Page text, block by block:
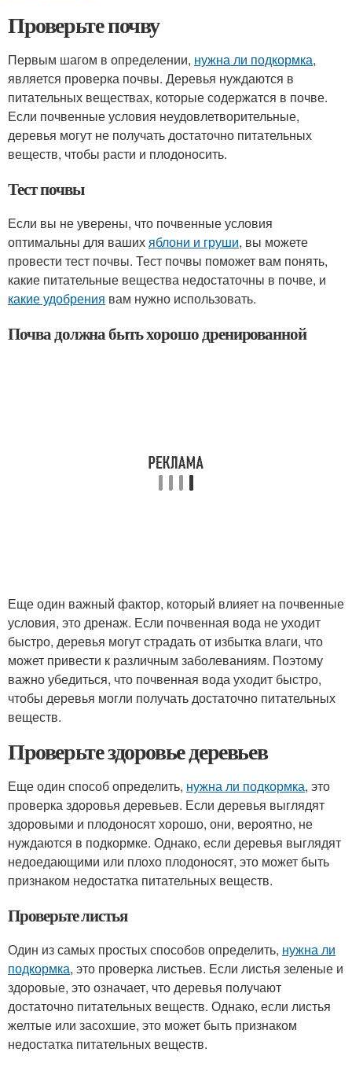
Проверьте почву
Первым шагом в определении, нужна ли подкормка,
является проверка почвы. Деревья нуждаются в
питательных веществах, которые содержатся в почве.
Если почвенные условия неудовлетворительные,
деревья могут не получать достаточно питательных
веществ, чтобы расти и плодоносить.
Тест почвы
Если вы не уверены, что почвенные условия
оптимальны для вашихяблони и груши, вы можете
провести тест почвы. Тест почвы поможет вам понять,
какие питательные вещества недостаточны в почве, и
какие удобрения вам нужно использовать.
Почва должна быть хорошо дренированной
Еще один важный фактор, который влияет на почвенные
условия, это дренаж. Если почвенная вода не уходит
быстро, деревья могут страдать от избытка влаги, что
может привести к различным заболеваниям. Поэтому
важно убедиться, что почвенная вода уходит быстро,
чтобы деревья могли получать достаточно питательных
веществ.
Проверьте здоровье деревьев
Еще один способ определить, нужна ли подкормка, это
проверка здоровья деревьев. Если деревья выглядят
здоровыми и плодоносят хорошо, они, вероятно, не
нуждаются в подкормке. Однако, если деревья выглядят
недоедающими или плохо плодоносят, это может быть
признаком недостатка питательных веществ.
Проверьте листья
Один из самых простых способов определить, нужна ли
подкормка, это проверка листьев. Если листья зеленые и
здоровые, это означает, что деревья получают
достаточно питательных веществ. Однако, если листья
желтые или засохшие, это может быть признаком
недостатка питательных веществ.